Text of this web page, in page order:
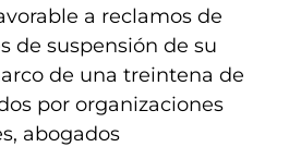
a reclamos de
de suspensión de su
de una treintena de
por organizaciones
abogados